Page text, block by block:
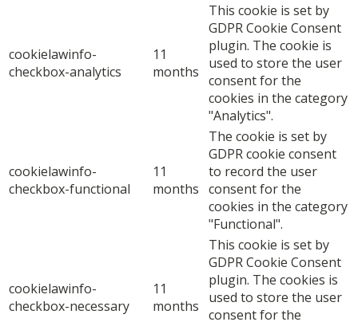
cookielawinfo-
checkbox-analytics
11
months
This cookie is set by
GDPR Cookie Consent
plugin. The cookie is
used to store the user
consent for the
cookies in the category
"Analytics".
cookielawinfo-
checkbox-functional
11
months
The cookie is set by
GDPR cookie consent
to record the user
consent for the
cookies in the category
"Functional".
cookielawinfo-
checkbox-necessary
11
months
This cookie is set by
GDPR Cookie Consent
plugin. The cookies is
used to store the user
consent for the